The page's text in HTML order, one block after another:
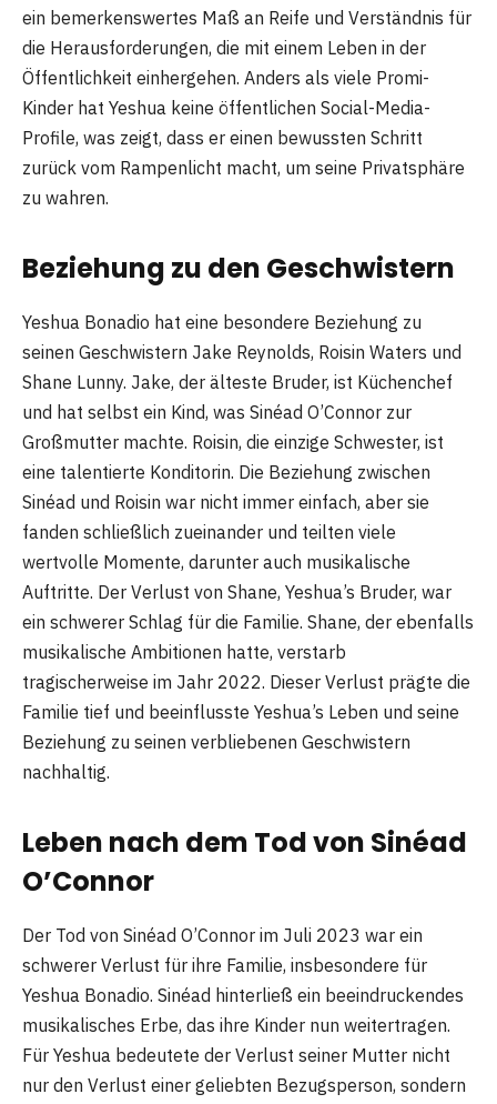
ein bemerkenswertes Maß an Reife und Verständnis für
die Herausforderungen, die mit einem Leben in der
Öffentlichkeit einhergehen. Anders als viele Promi-
Kinder hat Yeshua keine öffentlichen Social-Media-
Profile, was zeigt, dass er einen bewussten Schritt
zurück vom Rampenlicht macht, um seine Privatsphäre
zu wahren.
Beziehung zu den Geschwistern
Yeshua Bonadio hat eine besondere Beziehung zu
seinen Geschwistern Jake Reynolds, Roisin Waters und
Shane Lunny. Jake, der älteste Bruder, ist Küchenchef
und hat selbst ein Kind, was Sinéad O’Connor zur
Großmutter machte. Roisin, die einzige Schwester, ist
eine talentierte Konditorin. Die Beziehung zwischen
Sinéad und Roisin war nicht immer einfach, aber sie
fanden schließlich zueinander und teilten viele
wertvolle Momente, darunter auch musikalische
Auftritte. Der Verlust von Shane, Yeshua’s Bruder, war
ein schwerer Schlag für die Familie. Shane, der ebenfalls
musikalische Ambitionen hatte, verstarb
tragischerweise im Jahr 2022. Dieser Verlust prägte die
Familie tief und beeinflusste Yeshua’s Leben und seine
Beziehung zu seinen verbliebenen Geschwistern
nachhaltig.
Leben nach dem Tod von Sinéad
O’Connor
Der Tod von Sinéad O’Connor im Juli 2023 war ein
schwerer Verlust für ihre Familie, insbesondere für
Yeshua Bonadio. Sinéad hinterließ ein beeindruckendes
musikalisches Erbe, das ihre Kinder nun weitertragen.
Für Yeshua bedeutete der Verlust seiner Mutter nicht
nur den Verlust einer geliebten Bezugsperson, sondern